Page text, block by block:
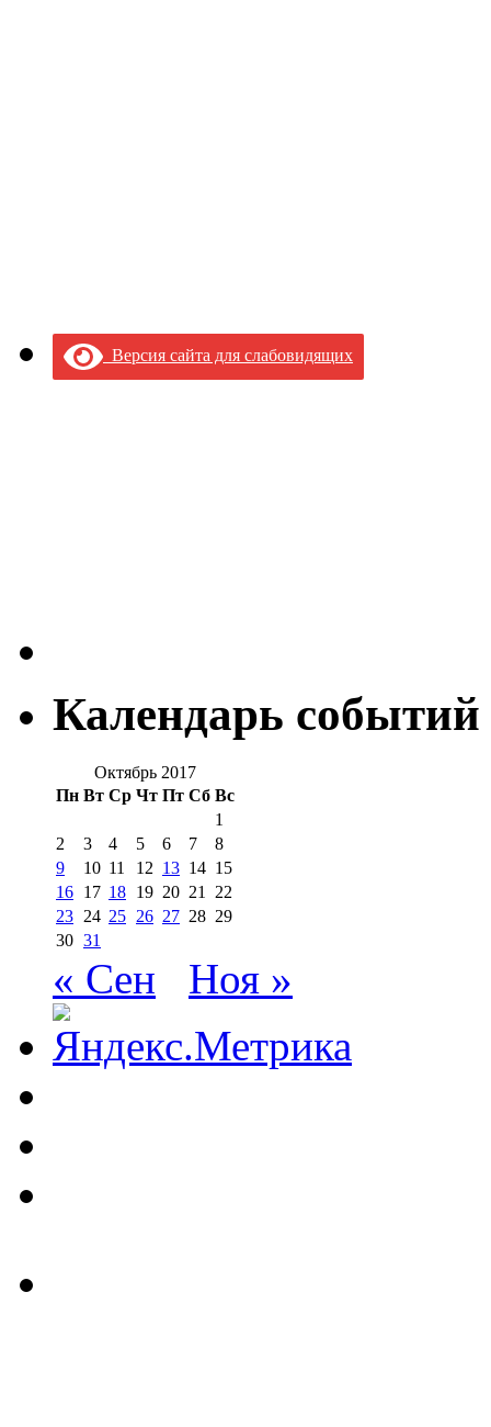
Версия сайта для слабовидящих
Календарь событий
Октябрь 2017
Пн Вт Ср Чт Пт Сб Вс
1
2
3 4 5 6 7
8
9
10 11 12 13 14 15
16 17 18 19 20 21
22
23 24 25 26 27 28 29
30 31
« Сен Ноя »